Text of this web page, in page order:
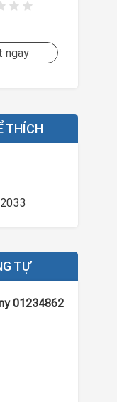
THÍCH
TỰ
01234862